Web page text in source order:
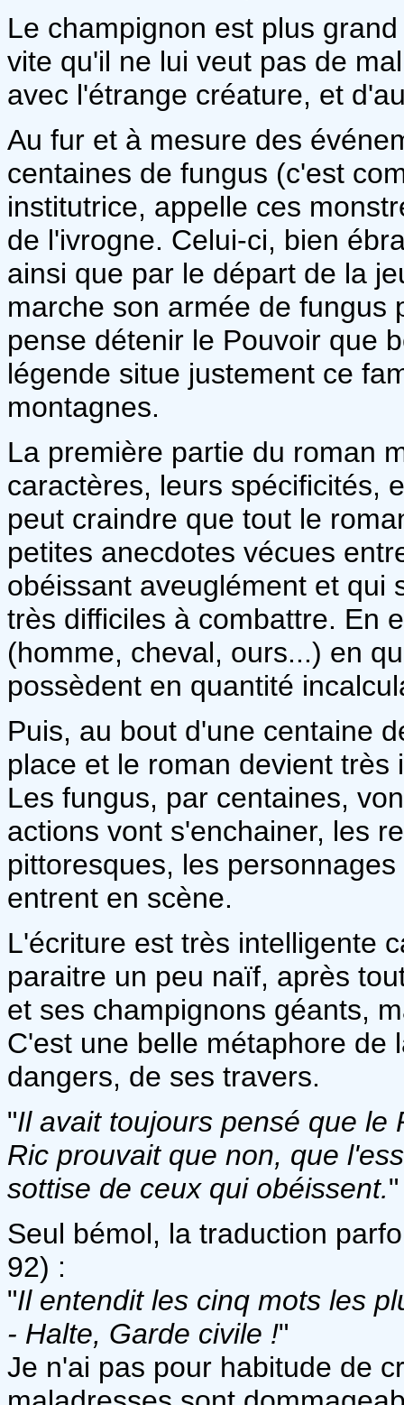
Le champignon est plus
vite qu'il ne lui veut pas de
avec l'étrange créature, et
Au fur et à mesure des
centaines de fungus (c'est
institutrice, appelle ces
de l'ivrogne. Celui-ci, bien
ainsi que par le départ de la
marche son armée de fungus
pense détenir le Pouvoir que
légende situe justement ce
montagnes.
La première partie du roman
caractères, leurs spécificités,
peut craindre que tout le
petites anecdotes vécues
obéissant aveuglément et qui
très difficiles à combattre. En
(homme, cheval, ours...) en
possèdent en quantité
Puis, au bout d'une centaine
place et le roman devient
Les fungus, par centaines,
actions vont s'enchainer, les
pittoresques, les
entrent en scène.
L'écriture est très intelligente
paraitre un peu naïf, après
et ses champignons géants,
C'est une belle métaphore de
dangers, de ses travers.
"Il avait toujours pensé que le
Ric prouvait que non, que
sottise de ceux qui obéissent."
Seul bémol, la traduction
92) :
"Il entendit les cinq mots les
- Halte, Garde civile !"
Je n'ai pas pour habitude de